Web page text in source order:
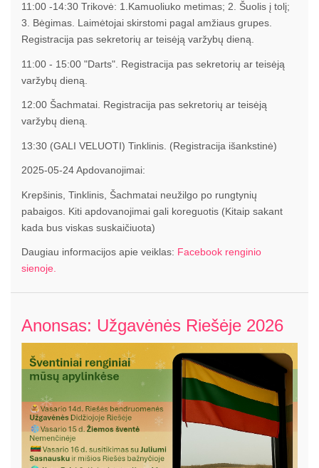
11:00 -14:30 Trikovė: 1.Kamuoliuko metimas; 2. Šuolis į tolį;
3. Bėgimas. Laimėtojai skirstomi pagal amžiaus grupes.
Registracija pas sekretorių ar teisėją varžybų dieną.
11:00 - 15:00 "Darts". Registracija pas sekretorių ar teisėją
varžybų dieną.
12:00 Šachmatai. Registracija pas sekretorių ar teisėją
varžybų dieną.
13:30 (GALI VELUOTI) Tinklinis. (Registracija išankstinė)
2025-05-24 Apdovanojimai:
Krepšinis, Tinklinis, Šachmatai neužilgo po rungtynių
pabaigos. Kiti apdovanojimai gali koreguotis (Kitaip sakant
kada bus viskas suskaičiuota)
Daugiau informacijos apie veiklas: Facebook renginio
sienoje.
Anonsas: Užgavėnės Riešėje 2026